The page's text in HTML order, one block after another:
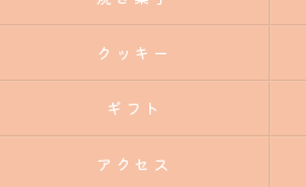
クッキー
ギフト
アクセス